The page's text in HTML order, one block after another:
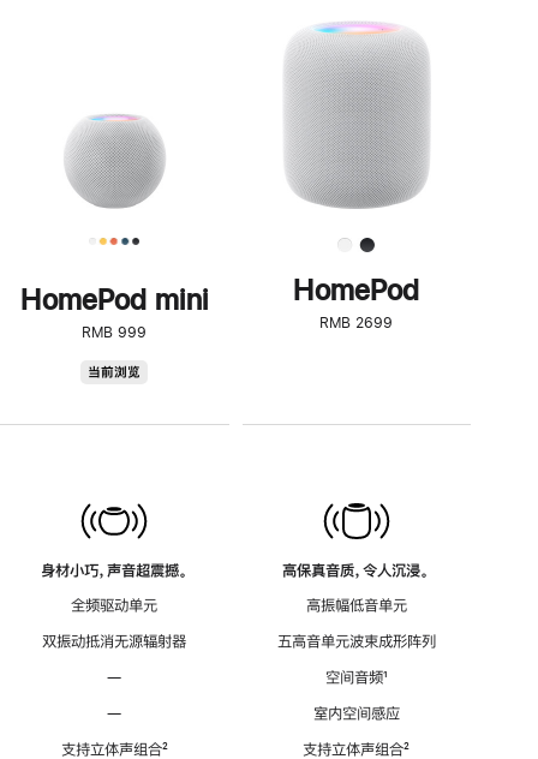
HomePod mini
RMB 999
当前浏览
身材小巧，声音超震撼。
全频驱动单元
双振动抵消无源辐射器
—
—
支持立体声组合脚
²
步
了
解
HomePod<
HomePod
RMB 2699
高保真音质，令人沉浸。
高振幅低音单元
五高音单元波束成形阵列
空间音频脚
¹
室内空间感应
支持立体声组合脚
²